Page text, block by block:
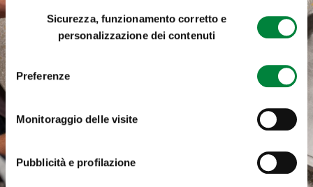
Selezione
del
consenso
Sicurezza, funzionamento corretto e
personalizzazione dei contenuti
Preferenze
Monitoraggio delle visite
Pubblicità e profilazione